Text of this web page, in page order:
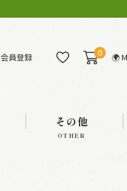
会員登録 0 🌍
その他
OTHER